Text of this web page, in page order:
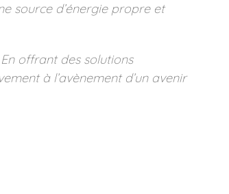
source d’énergie propre et
offrant des solutions
à l’avènement d’un avenir